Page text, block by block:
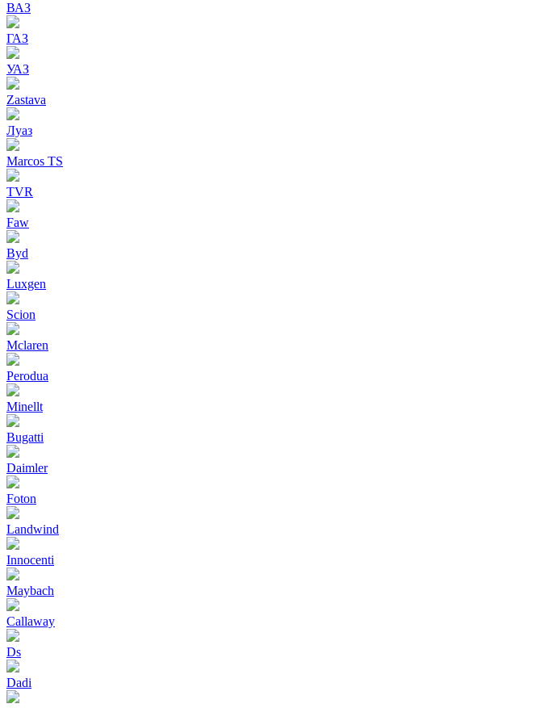
ВАЗ
ГАЗ
УАЗ
Zastava
Луаз
Marcos TS
TVR
Faw
Byd
Luxgen
Scion
Mclaren
Perodua
Minellt
Bugatti
Daimler
Foton
Landwind
Innocenti
Maybach
Callaway
Ds
Dadi